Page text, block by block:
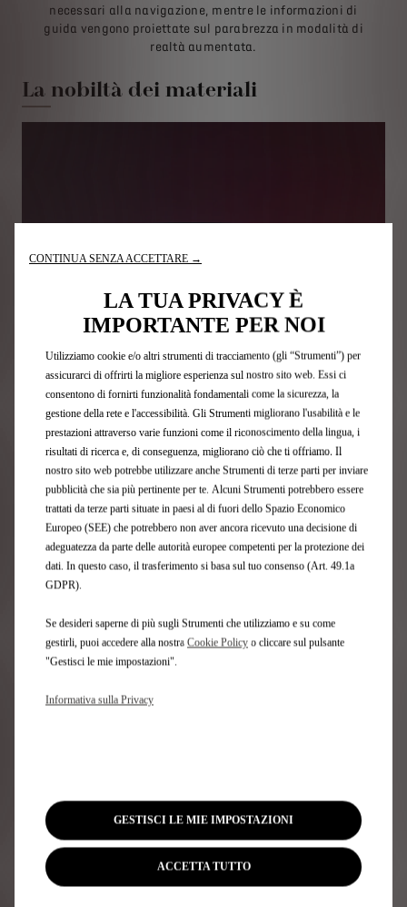
necessari alla navigazione, mentre le informazioni di
guida vengono proiettate sul parabrezza in modalità di
realtà aumentata.
La nobiltà dei materiali
La DS AERO SPORT LOUNGE fonde arte e tecnologia
avvalendosi del savoir-faire unico di laboratori artistici e
artigiani: intarsio di paglia, raso di cotone, microfibra in tre
materiali.
CONTINUA SENZA ACCETTARE →
LA TUA PRIVACY È
IMPORTANTE PER NOI
Utilizziamo cookie e/o altri strumenti di tracciamento (gli “Strumenti”) per
assicurarci di offrirti la migliore esperienza sul nostro sito web. Essi ci
consentono di fornirti funzionalità fondamentali come la sicurezza, la
gestione della rete e l'accessibilità. Gli Strumenti migliorano l'usabilità e le
prestazioni attraverso varie funzioni come il riconoscimento della lingua, i
risultati di ricerca e, di conseguenza, migliorano ciò che ti offriamo. Il
nostro sito web potrebbe utilizzare anche Strumenti di terze parti per inviare
pubblicità che sia più pertinente per te. Alcuni Strumenti potrebbero essere
trattati da terze parti situate in paesi al di fuori dello Spazio Economico
Europeo (SEE) che potrebbero non aver ancora ricevuto una decisione di
adeguatezza da parte delle autorità europee competenti per la protezione dei
dati. In questo caso, il trasferimento si basa sul tuo consenso (Art. 49.1a
GDPR).
Se desideri saperne di più sugli Strumenti che utilizziamo e su come
gestirli, puoi accedere alla nostra Cookie Policy o cliccare sul pulsante
"Gestisci le mie impostazioni".
Informativa sulla Privacy
GESTISCI LE MIE IMPOSTAZIONI
ACCETTA TUTTO